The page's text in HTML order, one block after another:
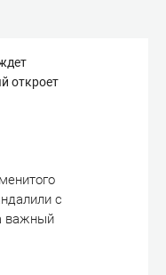
откроет
с
важный